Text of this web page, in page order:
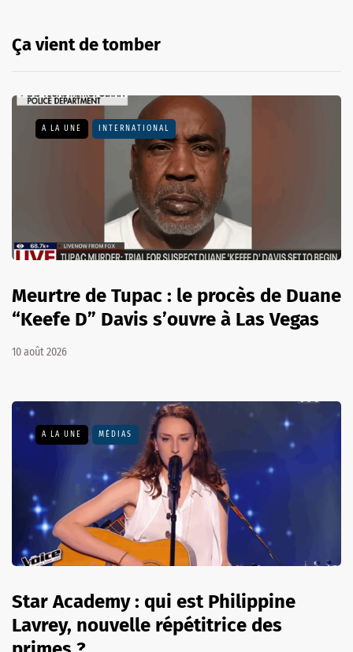
Ça vient de tomber
A LA UNE INTERNATIONAL
Meurtre de Tupac : le procès de Duane
“Keefe D” Davis s’ouvre à Las Vegas
10 août 2026
A LA UNE MÉDIAS
Star Academy : qui est Philippine
Lavrey, nouvelle répétitrice des